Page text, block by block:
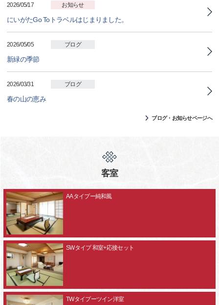
2026/05/17 お知らせ
にいがたGo Toトラベルはじまりました。
2026/05/05 ブログ
新緑の季節
2026/03/31 ブログ
春の山の恵み
ブログ・お知らせページへ
客室
AAタイプー純和風
SWタイプ 和室+応接セット
TWタイプーツイン洋室